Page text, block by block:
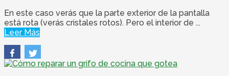
En este caso verás que la parte exterior de la pantalla
está rota (verás cristales rotos). Pero el interior de ...
Leer Más